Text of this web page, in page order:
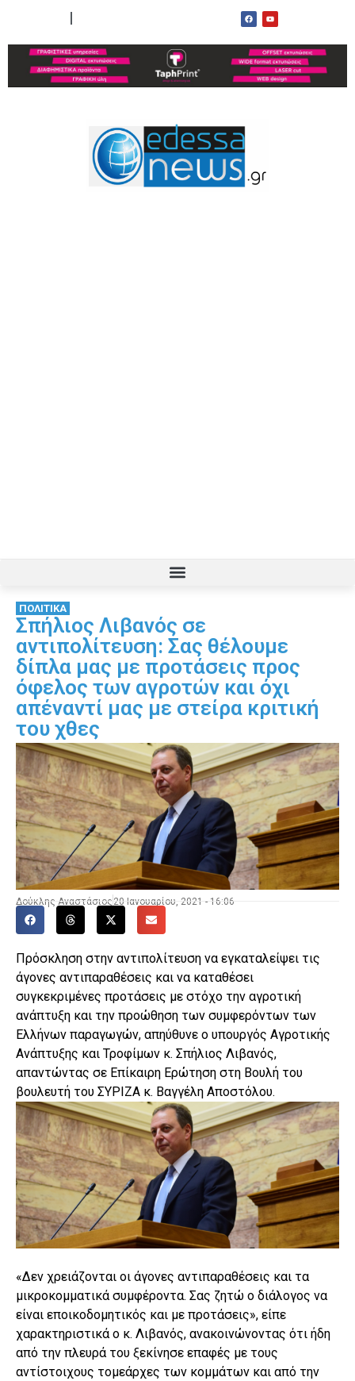
ΠΟΛΙΤΙΚΑ
Σπήλιος Λιβανός σε
αντιπολίτευση: Σας θέλουμε
δίπλα μας με προτάσεις προς
όφελος των αγροτών και όχι
απέναντί μας με στείρα κριτική
του χθες
Δούκλης Αναστάσιος 20 Ιανουαρίου, 2021 - 16:06
Πρόσκληση στην αντιπολίτευση να εγκαταλείψει τις
άγονες αντιπαραθέσεις και να καταθέσει
συγκεκριμένες προτάσεις με στόχο την αγροτική
ανάπτυξη και την προώθηση των συμφερόντων των
Ελλήνων παραγωγών, απηύθυνε ο υπουργός Αγροτικής
Ανάπτυξης και Τροφίμων κ. Σπήλιος Λιβανός,
απαντώντας σε Επίκαιρη Ερώτηση στη Βουλή του
βουλευτή του ΣΥΡΙΖΑ κ. Βαγγέλη Αποστόλου.
«Δεν χρειάζονται οι άγονες αντιπαραθέσεις και τα
μικροκομματικά συμφέροντα. Σας ζητώ ο διάλογος να
είναι εποικοδομητικός και με προτάσεις», είπε
χαρακτηριστικά ο κ. Λιβανός, ανακοινώνοντας ότι ήδη
από την πλευρά του ξεκίνησε επαφές με τους
αντίστοιχους τομεάρχες των κομμάτων και από την